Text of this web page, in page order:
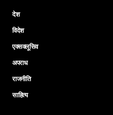
देश
विदेश
एक्सक्लूसिव
अपराध
राजनीति
साहित्य